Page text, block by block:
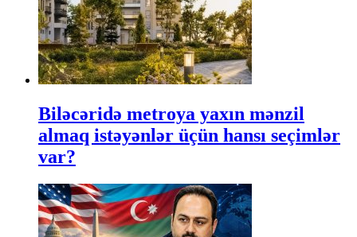
Biləcəridə metroya yaxın mənzil
almaq istəyənlər üçün hansı seçimlər
var?